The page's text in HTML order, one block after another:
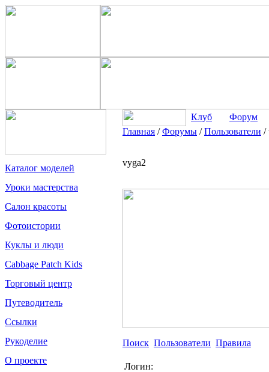
Каталог моделей
Уроки мастерства
Салон красоты
Фотоистории
Куклы и люди
Cabbage Patch Kids
Торговый центр
Путеводитель
Ссылки
Рукоделие
О проекте
Клуб
Форум
Главная /Форумы /Пользователи /
vyga2
Поиск Пользователи Правила
Логин: